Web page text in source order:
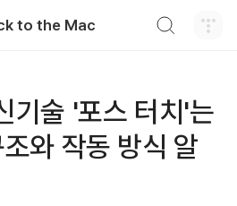
to the Mac
기술 '포스 터치'는
와 작동 방식 알